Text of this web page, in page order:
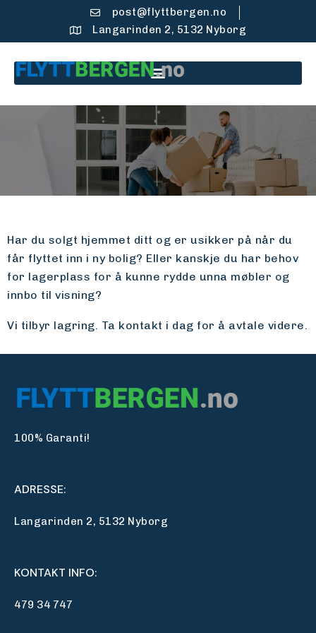
post@flyttbergen.no
Langarinden 2, 5132 Nyborg
Har du solgt hjemmet ditt og er usikker på når du
får flyttet inn i ny bolig? Eller kanskje du har behov
for lagerplass for å kunne rydde unna møbler og
innbo til visning?
Vi tilbyr lagring. Ta kontakt i dag for å avtale videre.
100% Garanti!
ADRESSE:
Langarinden 2, 5132 Nyborg
KONTAKT INFO:
479 34 747